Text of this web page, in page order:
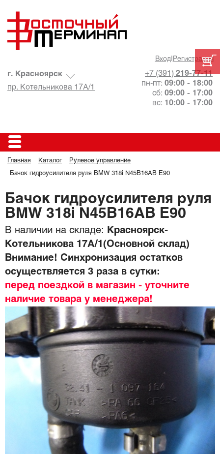
Вход| Регистрация
+7 (391) 219-77-11
пн-пт: 09:00 - 18:00
сб: 09:00 - 17:00
вс: 10:00 - 17:00
г. Красноярск
пр. Котельникова 17А/1
Главная Каталог Рулевое управление
Бачок гидроусилителя руля BMW 318i N45B16AB E90
Бачок гидроусилителя руля
BMW 318i N45B16AB E90
В наличии на складе:
Красноярск-
Котельникова 17А/1(Основной склад)
Внимание! Синхронизация остатков
осуществляется 3 раза в сутки:
перед поездкой в магазин - уточните
наличие товара у менеджера!